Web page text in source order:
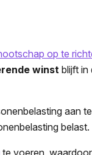
op te
winstblijft in
aan te
belast.